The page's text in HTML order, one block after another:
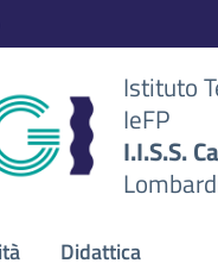
Istituto
IeFP
I.I.S.S.
Didattica